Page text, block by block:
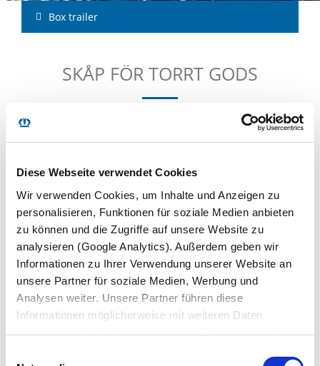
Diese Webseite verwendet Cookies
Wir verwenden Cookies, um Inhalte und Anzeigen zu
personalisieren, Funktionen für soziale Medien anbieten
zu können und die Zugriffe auf unsere Website zu
analysieren (Google Analytics). Außerdem geben wir
Informationen zu Ihrer Verwendung unserer Website an
unsere Partner für soziale Medien, Werbung und
Analysen weiter. Unsere Partner führen diese
Informationen möglicherweise mit weiteren Daten
zusammen, die Sie ihnen bereitgestellt haben oder die
Box trailer
SKÅP FÖR TORRT GODS
RIKTIGT IMPONERAT.
När du är på väg, är ett tillförlitlig skåp värt sin vikt i guld
till målet säkert och torrt. Den stabila konstruktionen är
exakt utformad efter den praktiska användningen under
transportvardagen. Resultatet av denna länkade process
av mekanisk kommer betalas av in i minsta del.